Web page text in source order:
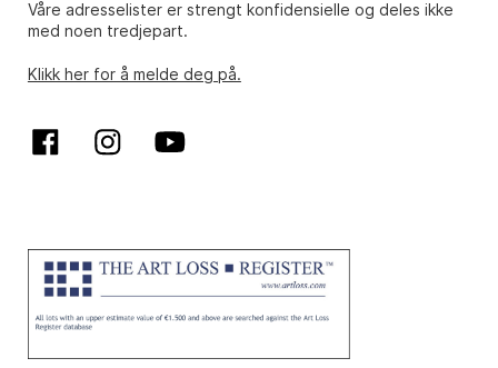
Våre adresselister er strengt konfidensielle og deles ikke
med noen tredjepart.
Klikk her for å melde deg på.